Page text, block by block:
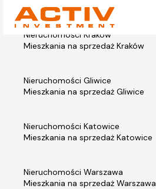
Nieruchomości Kraków
Mieszkania na sprzedaż Kraków
Nieruchomości Gliwice
Mieszkania na sprzedaż Gliwice
Nieruchomości Katowice
Mieszkania na sprzedaż Katowice
Nieruchomości Warszawa
Mieszkania na sprzedaż Warszawa